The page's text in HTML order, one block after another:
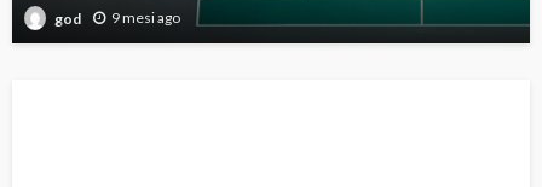
god 9 mesi ago